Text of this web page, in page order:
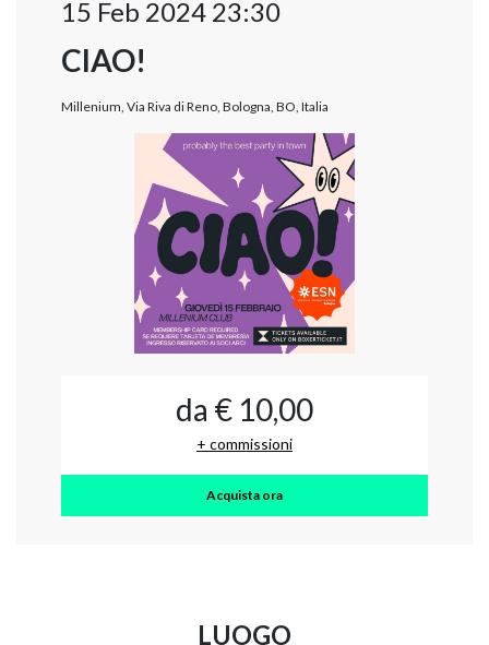
15 Feb 2024 23:30
CIAO!
Millenium, Via Riva di Reno, Bologna, BO, Italia
da € 10,00
+ commissioni
Acquista ora
LUOGO